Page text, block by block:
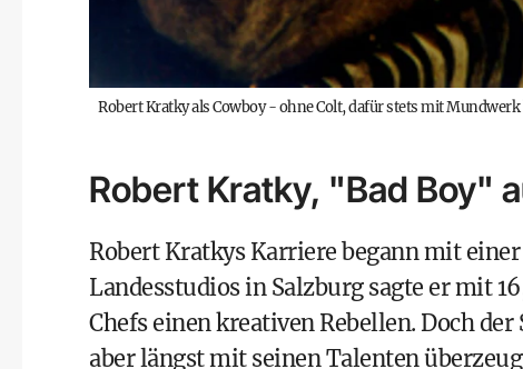
Robert Kratky als Cowboy - ohne Colt, dafür stets mit
Robert Kratky, "Bad Boy"
Robert Kratkys Karriere begann mit
Landesstudios in Salzburg sagte er mit
Chefs einen kreativen Rebellen. Doch
aber längst mit seinen Talenten